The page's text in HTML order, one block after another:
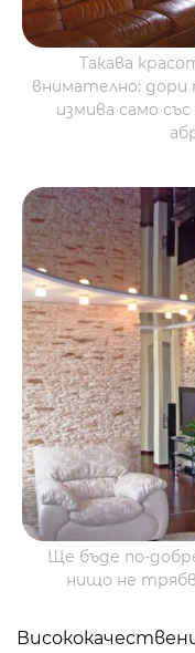
Такава
внимателно: дори
измива само
Ще бъде по-
нищо не